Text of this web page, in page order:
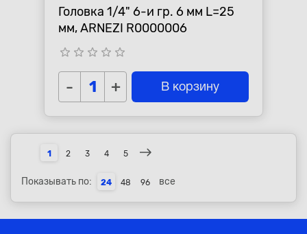
Головка 1/4" 6-и гр. 6 мм L=25
мм, ARNEZI R0000006
star_border star_border star_border star_border star_border
- + В корзину
1 2 3 4 5
Показывать по: 24 48 96 все